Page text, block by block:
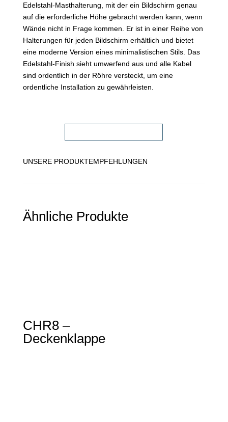
Edelstahl-Masthalterung, mit der ein Bildschirm genau
auf die erforderliche Höhe gebracht werden kann, wenn
Wände nicht in Frage kommen. Er ist in einer Reihe von
Halterungen für jeden Bildschirm erhältlich und bietet
eine moderne Version eines minimalistischen Stils. Das
Edelstahl-Finish sieht umwerfend aus und alle Kabel
sind ordentlich in der Röhre versteckt, um eine
ordentliche Installation zu gewährleisten.
UNSERE PRODUKTEMPFEHLUNGEN
Ähnliche Produkte
CHR8 –
Deckenklappe